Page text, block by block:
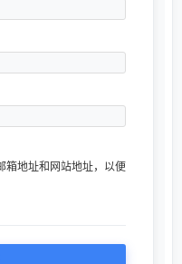
箱地址和网站地址，以便